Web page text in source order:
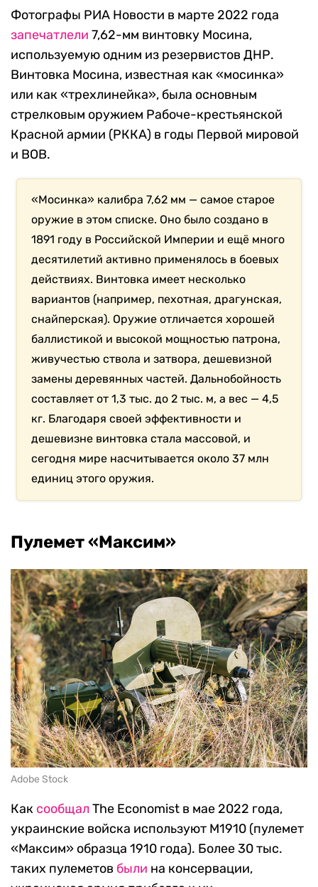
Фотографы РИА Новости в марте 2022 года
запечатлели 7,62-мм винтовку Мосина,
используемую одним из резервистов ДНР.
Винтовка Мосина, известная как «мосинка»
или как «трехлинейка», была основным
стрелковым оружием Рабоче-крестьянской
Красной армии (РККА) в годы Первой мировой
и ВОВ.
«Мосинка» калибра 7,62 мм — самое старое
оружие в этом списке. Оно было создано в
1891 году в Российской Империи и ещё много
десятилетий активно применялось в боевых
действиях. Винтовка имеет несколько
вариантов (например, пехотная, драгунская,
снайперская). Оружие отличается хорошей
баллистикой и высокой мощностью патрона,
живучестью ствола и затвора, дешевизной
замены деревянных частей. Дальнобойность
составляет от 1,3 тыс. до 2 тыс. м, а вес — 4,5
кг. Благодаря своей эффективности и
дешевизне винтовка стала массовой, и
сегодня мире насчитывается около 37 млн
единиц этого оружия.
Пулемет «Максим»
Adobe Stock
Как сообщал The Economist в мае 2022 года,
украинские войска используют М1910 (пулемет
«Максим» образца 1910 года). Более 30 тыс.
таких пулеметов были на консервации,